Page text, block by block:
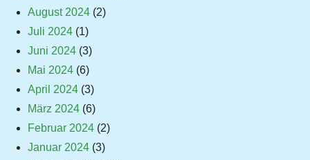
August 2024 (2)
Juli 2024 (1)
Juni 2024 (3)
Mai 2024 (6)
April 2024 (3)
März 2024 (6)
Februar 2024 (2)
Januar 2024 (3)